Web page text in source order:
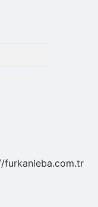
furkanleba.com.tr